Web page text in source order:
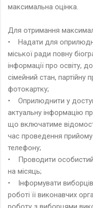
максимальна оцінка.
Для отримання
• Надати для
міської ради повну
інформації про освіту,
сімейний стан, партійну
фотокартку;
• Оприлюднити у
актуальну інформацію
що включатиме
час проведення прийому
телефону;
• Проводити особистий
на місяць;
• Інформувати
роботі її виконавчих